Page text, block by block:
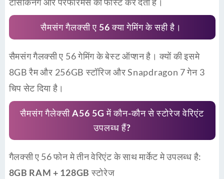
सैमसंग गैलक्सी ए 56 क्या गेमिंग के सही है।
सैमसंग गैलक्सी ए 56 गेमिंग के बेस्ट ऑप्शन है। क्यों की इसमे
8GB रैम और 256GB स्टॉरिज और Snapdragon 7 गेन 3
चिप सेट दिया है।
सैमसंग गैलेक्सी A56 5G में कौन-कौन से स्टोरेज वेरिएंट
उपलब्ध हैं?
गैलक्सी ए 56 फोन मे तीन वेरिएंट के साथ मार्केट मे उपलब्ध है:
8GB RAM + 128GB स्टोरेज